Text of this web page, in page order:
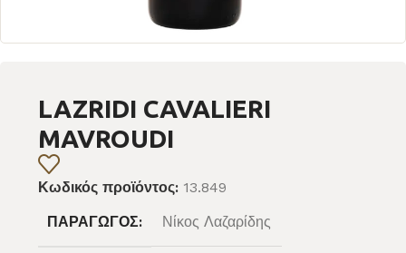
LAZRIDI CAVALIERI
MAVROUDI
Κωδικός προϊόντος: 13.849
ΠΑΡΑΓΩΓΌΣ:
Νίκος Λαζαρίδης